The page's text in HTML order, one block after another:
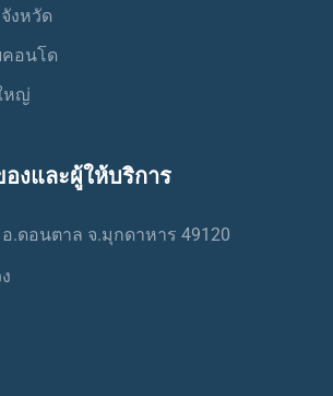
งหวัด
คอนโด
หญ่
องและผู้ให้บริการ
.ดอนตาล จ.มุกดาหาร 49120